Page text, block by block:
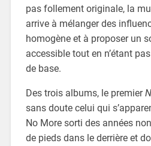
pas follement originale, la
arrive à mélanger des
homogène et à proposer un
accessible tout en n’étant
de base.
Des trois albums, le premier
sans doute celui qui
No More sorti des années
de pieds dans le derrière et